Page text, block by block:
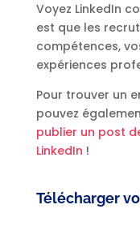
Voyez LinkedIn
est que les
compétences,
expériences
Pour trouver un
pouvez
publier un post
LinkedIn !
Télécharger